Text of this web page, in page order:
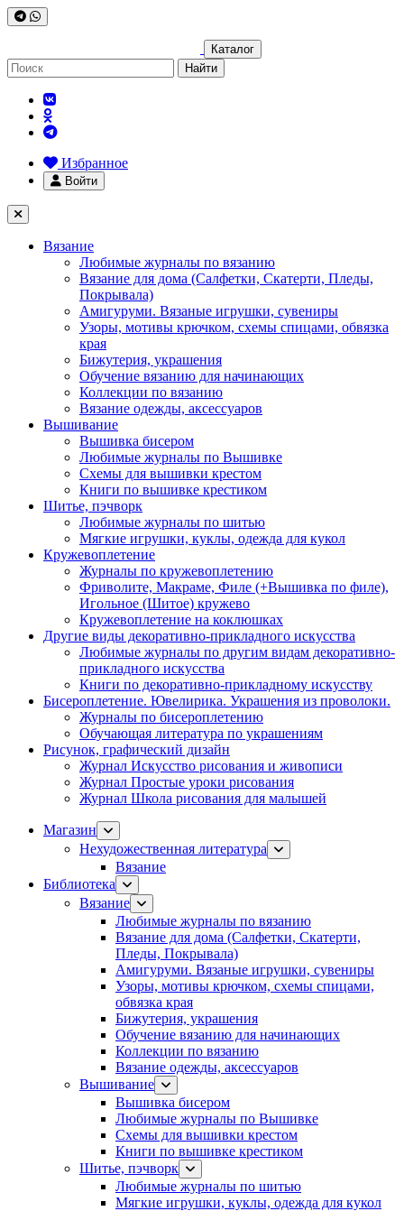
Каталог
Найти
Избранное
Войти
Вязание
Любимые журналы по вязанию
Вязание для дома (Салфетки, Скатерти, Пледы,
Покрывала)
Амигуруми. Вязаные игрушки, сувениры
Узоры, мотивы крючком, схемы спицами, обвязка
края
Бижутерия, украшения
Обучение вязанию для начинающих
Коллекции по вязанию
Вязание одежды, аксессуаров
Вышивание
Вышивка бисером
Любимые журналы по Вышивке
Схемы для вышивки крестом
Книги по вышивке крестиком
Шитье, пэчворк
Любимые журналы по шитью
Мягкие игрушки, куклы, одежда для кукол
Кружевоплетение
Журналы по кружевоплетению
Фриволите, Макраме, Филе (+Вышивка по филе),
Игольное (Шитое) кружево
Кружевоплетение на коклюшках
Другие виды декоративно-прикладного искусства
Любимые журналы по другим видам декоративно-
прикладного искусства
Книги по декоративно-прикладному искусству
Бисероплетение. Ювелирика. Украшения из проволоки.
Журналы по бисероплетению
Обучающая литература по украшениям
Рисунок, графический дизайн
Журнал Искусство рисования и живописи
Журнал Простые уроки рисования
Журнал Школа рисования для малышей
Магазин
Нехудожественная литература
Вязание
Библиотека
Вязание
Любимые журналы по вязанию
Вязание для дома (Салфетки, Скатерти,
Пледы, Покрывала)
Амигуруми. Вязаные игрушки, сувениры
Узоры, мотивы крючком, схемы спицами,
обвязка края
Бижутерия, украшения
Обучение вязанию для начинающих
Коллекции по вязанию
Вязание одежды, аксессуаров
Вышивание
Вышивка бисером
Любимые журналы по Вышивке
Схемы для вышивки крестом
Книги по вышивке крестиком
Шитье, пэчворк
Любимые журналы по шитью
Мягкие игрушки, куклы, одежда для кукол